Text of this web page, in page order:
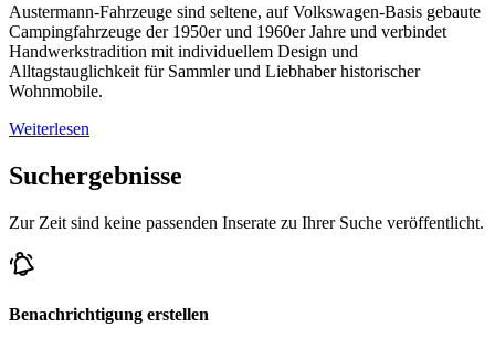
Austermann-Fahrzeuge sind seltene, auf Volkswagen-Basis gebaute
Campingfahrzeuge der 1950er und 1960er Jahre und verbindet
Handwerkstradition mit individuellem Design und
Alltagstauglichkeit für Sammler und Liebhaber historischer
Wohnmobile.
Weiterlesen
Suchergebnisse
Zur Zeit sind keine passenden Inserate zu Ihrer Suche veröffentlicht.
Benachrichtigung erstellen